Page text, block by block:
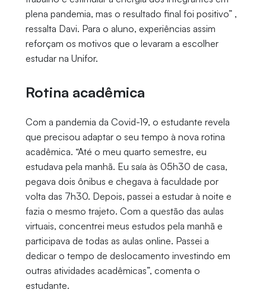
plena pandemia, mas o resultado final foi positivo” ,
ressalta Davi. Para o aluno, experiências assim
reforçam os motivos que o levaram a escolher
estudar na Unifor.
Rotina acadêmica
Com a pandemia da Covid-19, o estudante revela
que precisou adaptar o seu tempo à nova rotina
acadêmica. “Até o meu quarto semestre, eu
estudava pela manhã. Eu saía às 05h30 de casa,
pegava dois ônibus e chegava à faculdade por
volta das 7h30. Depois, passei a estudar à noite e
fazia o mesmo trajeto. Com a questão das aulas
virtuais, concentrei meus estudos pela manhã e
participava de todas as aulas online. Passei a
dedicar o tempo de deslocamento investindo em
outras atividades acadêmicas”, comenta o
estudante.